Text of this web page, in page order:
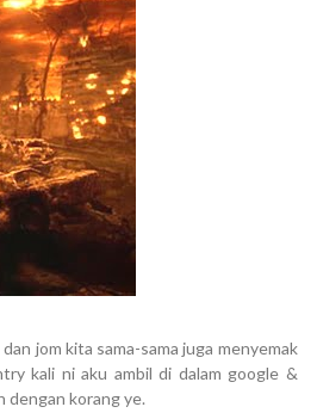
jom kita sama-sama juga menyemak
kali ni aku ambil di dalam google &
dengan korang ye.